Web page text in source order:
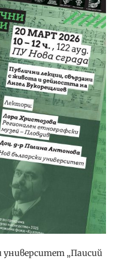
университет „Паисий